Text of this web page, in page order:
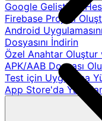
Google Geliştirici
Firebase Projesi
Android
Dosyasını İndirin
Özel Anahtar Oluştur
APK/AAB Dosyası
Test için Uygulama
App Store'da